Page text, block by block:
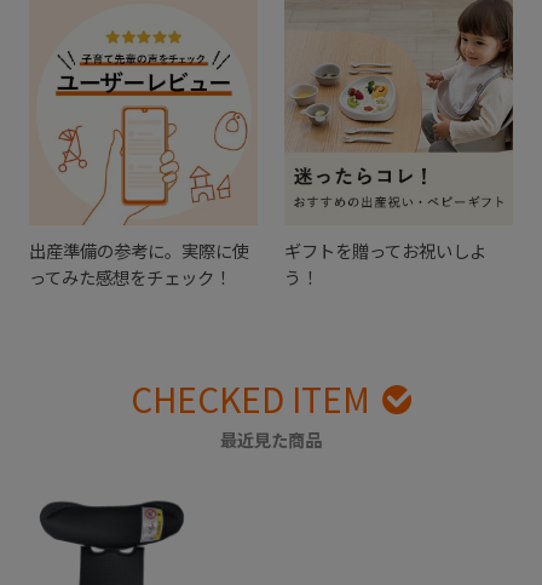
出産準備の参考に。実際に使
ってみた感想をチェック！
ギフトを贈ってお祝いしよ
う！
CHECKED ITEM
最近見た商品